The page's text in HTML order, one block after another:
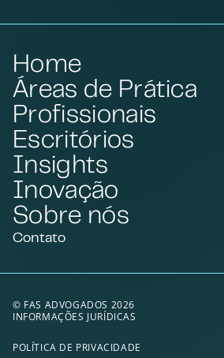
Home
Áreas de Prática
Profissionais
Escritórios
Insights
Inovação
Sobre nós
Contato
© FAS ADVOGADOS 2026
INFORMAÇÕES JURÍDICAS
POLÍTICA DE PRIVACIDADE